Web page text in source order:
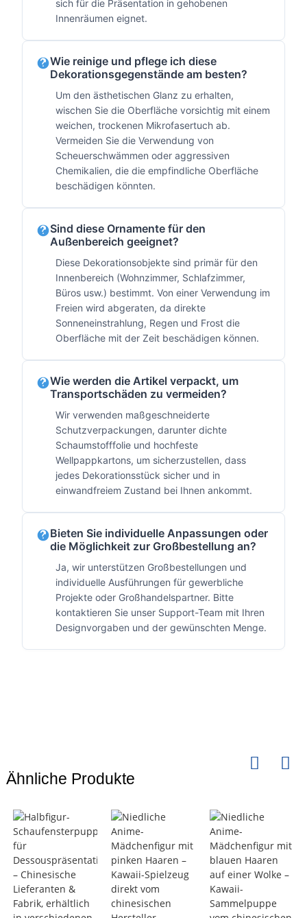
sich für die Präsentation in gehobenen
Innenräumen eignet.
Wie reinige und pflege ich diese
Dekorationsgegenstände am besten?
Um den ästhetischen Glanz zu erhalten,
wischen Sie die Oberfläche vorsichtig mit einem
weichen, trockenen Mikrofasertuch ab.
Vermeiden Sie die Verwendung von
Scheuerschwämmen oder aggressiven
Chemikalien, die die empfindliche Oberfläche
beschädigen könnten.
Sind diese Ornamente für den
Außenbereich geeignet?
Diese Dekorationsobjekte sind primär für den
Innenbereich (Wohnzimmer, Schlafzimmer,
Büros usw.) bestimmt. Von einer Verwendung im
Freien wird abgeraten, da direkte
Sonneneinstrahlung, Regen und Frost die
Oberfläche mit der Zeit beschädigen können.
Wie werden die Artikel verpackt, um
Transportschäden zu vermeiden?
Wir verwenden maßgeschneiderte
Schutzverpackungen, darunter dichte
Schaumstofffolie und hochfeste
Wellpappkartons, um sicherzustellen, dass
jedes Dekorationsstück sicher und in
einwandfreiem Zustand bei Ihnen ankommt.
Bieten Sie individuelle Anpassungen oder
die Möglichkeit zur Großbestellung an?
Ja, wir unterstützen Großbestellungen und
individuelle Ausführungen für gewerbliche
Projekte oder Großhandelspartner. Bitte
kontaktieren Sie unser Support-Team mit Ihren
Designvorgaben und der gewünschten Menge.
Ähnliche Produkte